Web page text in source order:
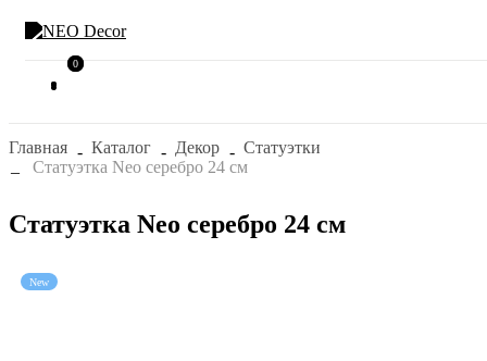
0
0
Главная Каталог Декор
Статуэтки
Статуэтка Neo серебро 24 см
Статуэтка Neo серебро 24 см
New